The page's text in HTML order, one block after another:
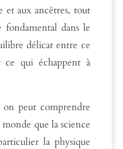
et aux ancêtres, tout
dans le
délicat entre ce
qui échappent à
on peut comprendre
que la science
la physique